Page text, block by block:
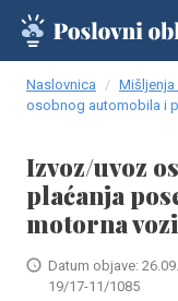
Naslovnica Mišljenja
osobnog automobila i
Izvoz/uvoz
plaćanja
motorna
Datum objave:
19/17-11/1085